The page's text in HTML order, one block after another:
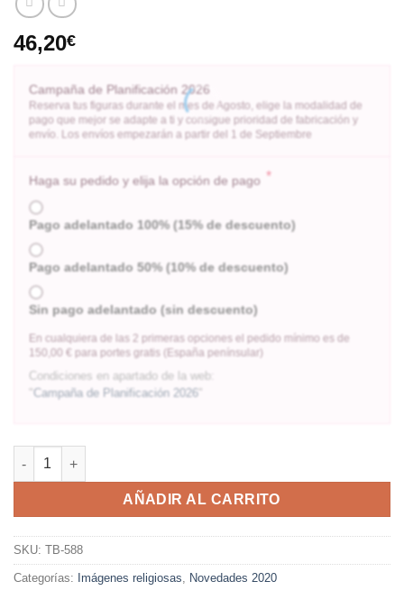
46,20€
Campaña de Planificación 2026
Reserva tus figuras durante el mes de Agosto, elige la modalidad de
pago que mejor se adapte a ti y consigue prioridad de fabricación y
envío. Los envíos empezarán a partir del 1 de Septiembre
Haga su pedido y elija la opción de pago *
Pago adelantado 100% (15% de descuento)
Pago adelantado 50% (10% de descuento)
Sin pago adelantado (sin descuento)
En cualquiera de las 2 primeras opciones el pedido mínimo es de
150,00 € para portes gratis (España penínsular)
Condiciones en apartado de la web:
"Campaña de Planificación 2026 "
AÑADIR AL CARRITO
SKU: TB-588
Categorías: Imágenes religiosas, Novedades 2020